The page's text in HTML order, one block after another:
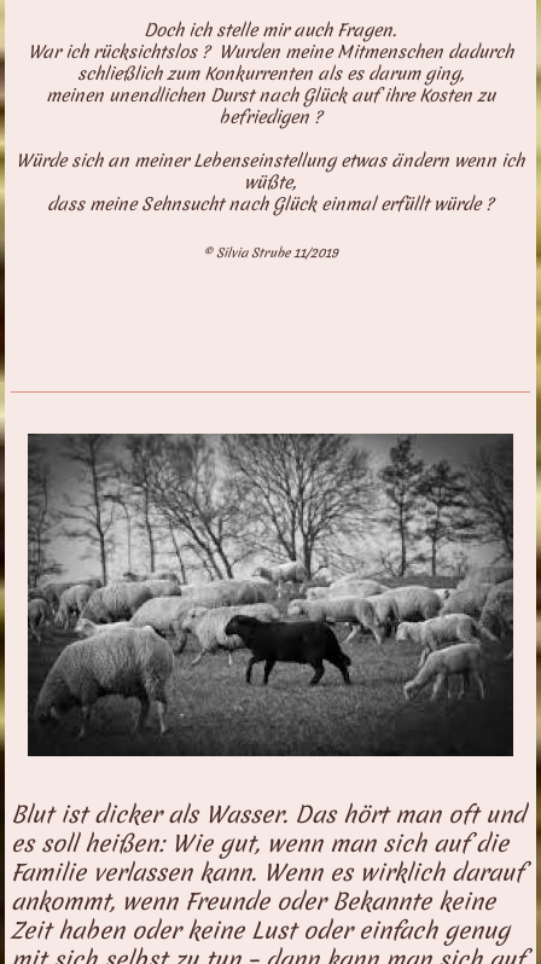
Doch ich stelle mir auch Fragen.
War ich rücksichtslos ? Wurden meine Mitmenschen dadurch
schließlich zum Konkurrenten als es darum ging,
meinen unendlichen Durst nach Glück auf ihre Kosten zu
befriedigen ?
Würde sich an meiner Lebenseinstellung etwas ändern wenn ich
wüßte,
dass meine Sehnsucht nach Glück einmal erfüllt würde ?
© Silvia Strube 11/2019
Blut ist dicker als Wasser. Das hört man oft und
es soll heißen: Wie gut, wenn man sich auf die
Familie verlassen kann. Wenn es wirklich darauf
ankommt, wenn Freunde oder Bekannte keine
Zeit haben oder keine Lust oder einfach genug